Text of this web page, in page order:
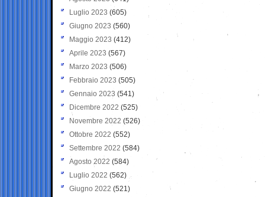
Luglio 2023 (605)
Giugno 2023 (560)
Maggio 2023 (412)
Aprile 2023 (567)
Marzo 2023 (506)
Febbraio 2023 (505)
Gennaio 2023 (541)
Dicembre 2022 (525)
Novembre 2022 (526)
Ottobre 2022 (552)
Settembre 2022 (584)
Agosto 2022 (584)
Luglio 2022 (562)
Giugno 2022 (521)